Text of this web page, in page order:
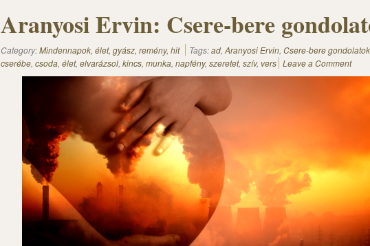
Aranyosi Ervin: Csere-bere
Category:Mindennapok, élet, gyász, remény, hit Tags:ad, Aranyosi Ervin, Csere-bere gondolatok
cserébe, csoda, élet, elvarázsol, kincs, munka, napfény, szeretet, szív, vers Leave a Comment